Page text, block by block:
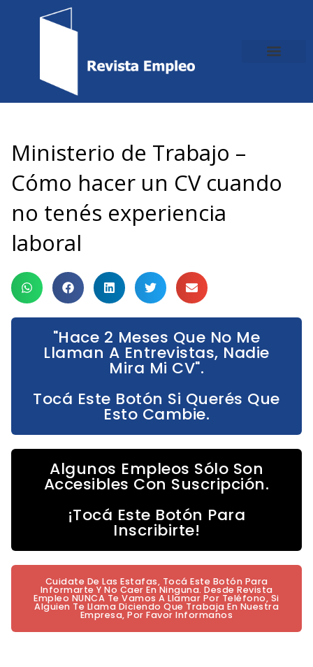
Ministerio de Trabajo –
Cómo hacer un CV cuando
no tenés experiencia
laboral
"Hace 2 Meses Que No Me
Llaman A Entrevistas, Nadie
Mira Mi CV".
Tocá Este Botón Si Querés Que
Esto Cambie.
Algunos Empleos Sólo Son
Accesibles Con Suscripción.
¡Tocá Este Botón Para
Inscribirte!
Cuidate De Las Estafas, Tocá Este Botón Para
Informarte Y No Caer En Ninguna. Desde Revista
Empleo NUNCA Te Vamos A Llamar Por Teléfono, Si
Alguien Te Llama Diciendo Que Trabaja En Nuestra
Empresa, Por Favor Informanos